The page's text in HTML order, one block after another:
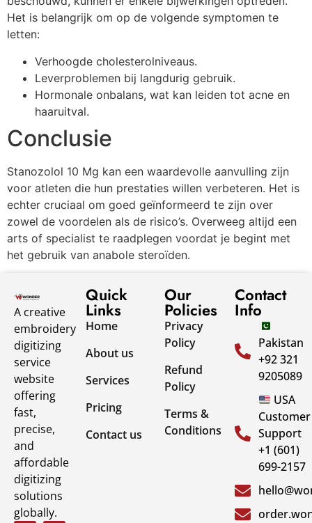
Het is belangrijk om op de volgende symptomen te
letten:
Verhoogde cholesterolniveaus.
Leverproblemen bij langdurig gebruik.
Hormonale onbalans, wat kan leiden tot acne en
haaruitval.
Conclusie
Stanozolol 10 Mg kan een waardevolle aanvulling zijn
voor atleten die hun prestaties willen verbeteren. Het is
echter cruciaal om goed geïnformeerd te zijn over
zowel de voordelen als de risico’s. Overweeg altijd een
arts of specialist te raadplegen voordat je begint met
het gebruik van anabole steroïden.
A creative
embroidery
digitizing
service
website
offering
fast,
precise,
and
affordable
digitizing
solutions
globally.
Quick
Links
Home
About us
Services
Pricing
Contact us
Our
Policies
Privacy
Policy
Refund
Policy
Terms &
Conditions
Contact
Info
Pakistan
+92 321
9205089
USA
Customer
Support
+1 (601)
699-2157